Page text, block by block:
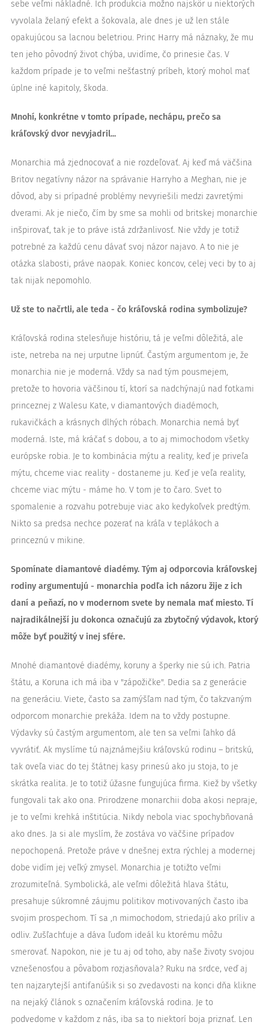
sebe veľmi nákladné. Ich produkcia možno najskôr u niektorých
vyvolala želaný efekt a šokovala, ale dnes je už len stále
opakujúcou sa lacnou beletriou. Princ Harry má náznaky, že mu
ten jeho pôvodný život chýba, uvidíme, čo prinesie čas. V
každom prípade je to veľmi nešťastný príbeh, ktorý mohol mať
úplne iné kapitoly, škoda.
Mnohí, konkrétne v tomto prípade, nechápu, prečo sa
kráľovský dvor nevyjadril...
Monarchia má zjednocovať a nie rozdeľovať. Aj keď má väčšina
Britov negatívny názor na správanie Harryho a Meghan, nie je
dôvod, aby si prípadné problémy nevyriešili medzi zavretými
dverami. Ak je niečo, čím by sme sa mohli od britskej monarchie
inšpirovať, tak je to práve istá zdržanlivosť. Nie vždy je totiž
potrebné za každú cenu dávať svoj názor najavo. A to nie je
otázka slabosti, práve naopak. Koniec koncov, celej veci by to aj
tak nijak nepomohlo.
Už ste to načrtli, ale teda - čo kráľovská rodina symbolizuje?
Kráľovská rodina stelesňuje históriu, tá je veľmi dôležitá, ale
iste, netreba na nej urputne lipnúť. Častým argumentom je, že
monarchia nie je moderná. Vždy sa nad tým pousmejem,
pretože to hovoria väčšinou tí, ktorí sa nadchýnajú nad fotkami
princeznej z Walesu Kate, v diamantových diadémoch,
rukavičkách a krásnych dlhých róbach. Monarchia nemá byť
moderná. Iste, má kráčať s dobou, a to aj mimochodom všetky
európske robia. Je to kombinácia mýtu a reality, keď je priveľa
mýtu, chceme viac reality - dostaneme ju. Keď je veľa reality,
chceme viac mýtu - máme ho. V tom je to čaro. Svet to
spomalenie a rozvahu potrebuje viac ako kedykoľvek predtým.
Nikto sa predsa nechce pozerať na kráľa v teplákoch a
princeznú v mikine.
Spomínate diamantové diadémy. Tým aj odporcovia kráľovskej
rodiny argumentujú - monarchia podľa ich názoru žije z ich
daní a peňazí, no v modernom svete by nemala mať miesto. Tí
najradikálnejší ju dokonca označujú za zbytočný výdavok, ktorý
môže byť použitý v inej sfére.
Mnohé diamantové diadémy, koruny a šperky nie sú ich. Patria
štátu, a Koruna ich má iba v "zápožičke". Dedia sa z generácie
na generáciu. Viete, často sa zamýšľam nad tým, čo takzvaným
odporcom monarchie prekáža. Idem na to vždy postupne.
Výdavky sú častým argumentom, ale ten sa veľmi ľahko dá
vyvrátiť. Ak myslíme tú najznámejšiu kráľovskú rodinu – britskú,
tak oveľa viac do tej štátnej kasy prinesú ako ju stoja, to je
skrátka realita. Je to totiž úžasne fungujúca firma. Kiež by všetky
fungovali tak ako ona. Prirodzene monarchii doba akosi nepraje,
je to veľmi krehká inštitúcia. Nikdy nebola viac spochybňovaná
ako dnes. Ja si ale myslím, že zostáva vo väčšine prípadov
nepochopená. Pretože práve v dnešnej extra rýchlej a modernej
dobe vidím jej veľký zmysel. Monarchia je totižto veľmi
zrozumiteľná. Symbolická, ale veľmi dôležitá hlava štátu,
presahuje súkromné záujmu politikov motivovaných často iba
svojim prospechom. Tí sa ,n mimochodom, striedajú ako príliv a
odliv. Zušľachťuje a dáva ľuďom ideál ku ktorému môžu
smerovať. Napokon, nie je tu aj od toho, aby naše životy svojou
vznešenosťou a pôvabom rozjasňovala? Ruku na srdce, veď aj
ten najzarytejší antifanúšik si so zvedavosti na konci dňa klikne
na nejaký článok s označením kráľovská rodina. Je to
podvedome v každom z nás, iba sa to niektorí boja priznať. Len